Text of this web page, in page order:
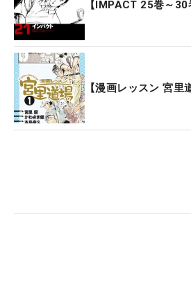
【IMPACT 25巻～
【漫画レッスン 宮